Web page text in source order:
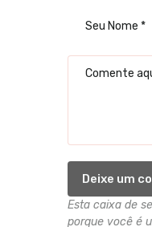
Esta caixa de
porque você é